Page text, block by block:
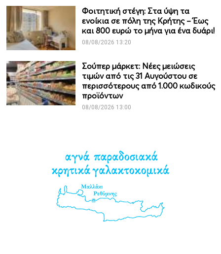
Φοιτητική στέγη: Στα ύψη τα
ενοίκια σε πόλη της Κρήτης – Έως
και 800 ευρώ το μήνα για ένα δυάρι!
08/08/2026 13:20
Σούπερ μάρκετ: Νέες μειώσεις
τιμών από τις 31 Αυγούστου σε
περισσότερους από 1.000 κωδικούς
προϊόντων
08/08/2026 13:00